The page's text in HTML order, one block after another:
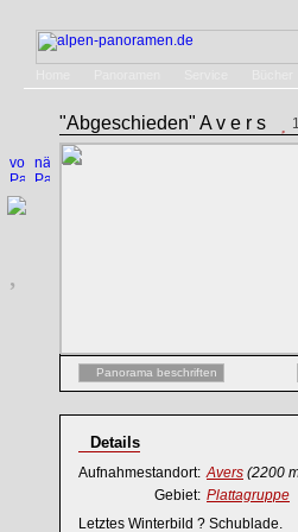
"Abgeschieden" A v e r s
Panorama beschriften
Details
Aufnahmestandort: Avers (2200
Gebiet: Plattagruppe
Letztes Winterbild ? Schublade.